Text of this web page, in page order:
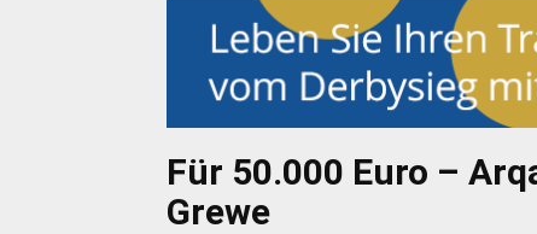
Für 50.000 Euro –
Grewe